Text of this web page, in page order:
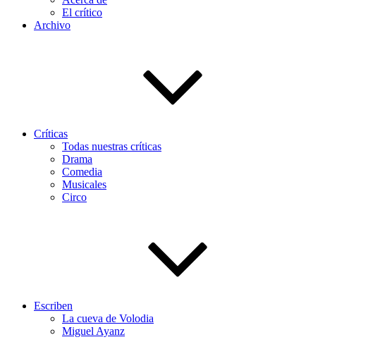
El crítico
Archivo
Críticas
Todas nuestras críticas
Drama
Comedia
Musicales
Circo
Escriben
La cueva de Volodia
Miguel Ayanz